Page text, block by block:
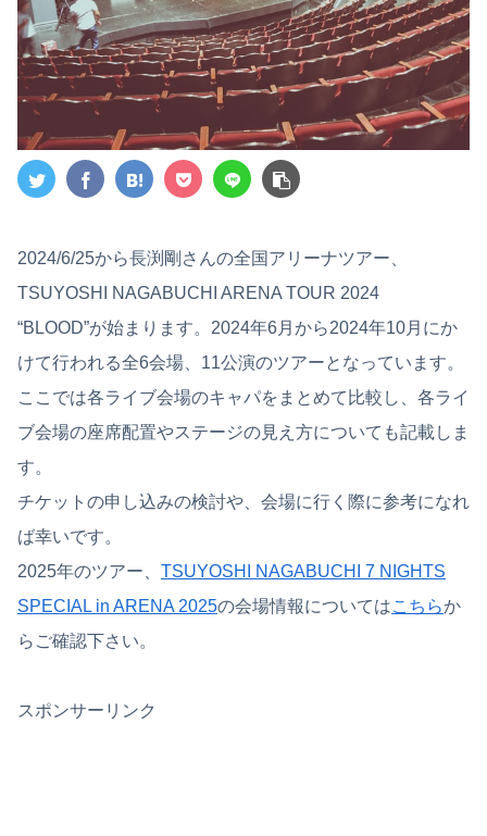
2024/6/25から長渕剛さんの全国アリーナツアー、
TSUYOSHI NAGABUCHI ARENA TOUR 2024
“BLOOD”が始まります。2024年6月から2024年10月にか
けて行われる全6会場、11公演のツアーとなっています。
ここでは各ライブ会場のキャパをまとめて比較し、各ライ
ブ会場の座席配置やステージの見え方についても記載しま
す。
チケットの申し込みの検討や、会場に行く際に参考になれ
ば幸いです。
2025年のツアー、 TSUYOSHI NAGABUCHI 7 NIGHTS
SPECIAL in ARENA 2025の会場情報についてはこちらか
らご確認下さい。
スポンサーリンク